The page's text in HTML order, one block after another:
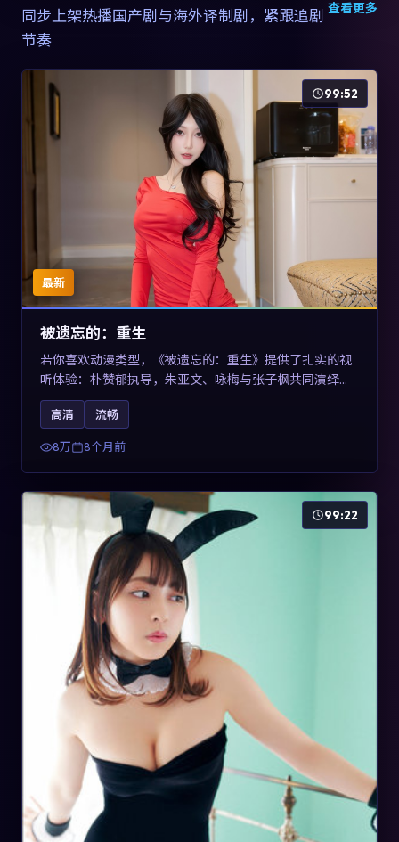
同步上架热播国产剧与海外译制剧，紧跟追剧
节奏
查看更多
最新
99:52
被遗忘的：重生
若你喜欢动漫类型，《被遗忘的：重生》提供了扎实的视
听体验：朴赞郁执导，朱亚文、咏梅与张子枫共同演绎。
影片2025年于法国上映，内容用喜剧外壳包裹对现实规则
的温和反讽，关键词包含高清流畅、人物关系与情节反
转，适合检索「2025动漫」「法国电影」的用户。
高清 流畅
8万 8个月前
99:22